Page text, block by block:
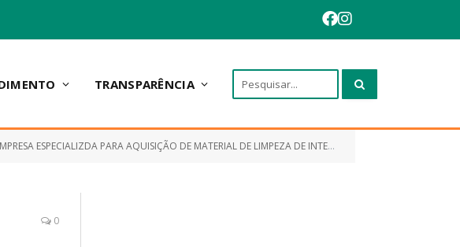
TRANSPARÊNCIA
AQUISIÇÃO DE MATERIAL DE LIMPEZA DE INTERESSE DA PREFEITURA MUNICIPAL DE ANAPURUS)
0